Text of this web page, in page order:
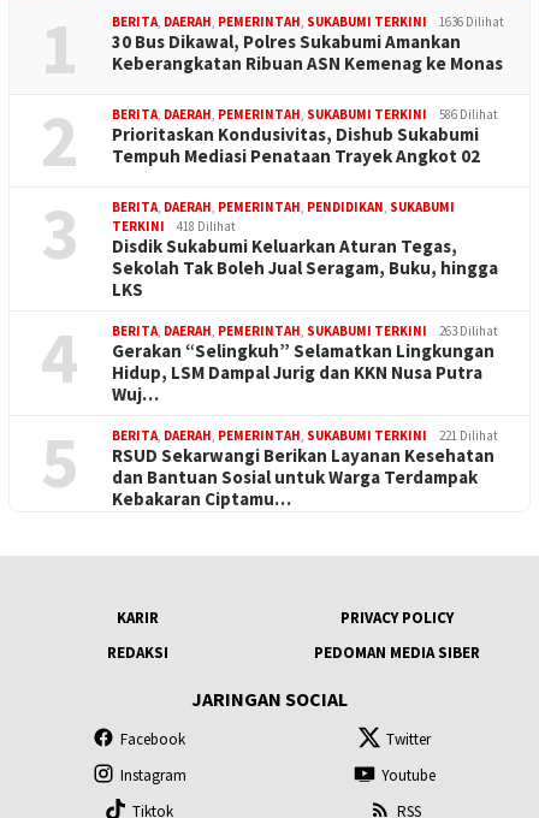
1 BERITA, DAERAH, PEMERINTAH, SUKABUMI TERKINI 1636 Dilihat
30 Bus Dikawal, Polres Sukabumi Amankan
Keberangkatan Ribuan ASN Kemenag ke Monas
2 BERITA, DAERAH, PEMERINTAH, SUKABUMI TERKINI 586 Dilihat
Prioritaskan Kondusivitas, Dishub Sukabumi
Tempuh Mediasi Penataan Trayek Angkot 02
3 BERITA, DAERAH, PEMERINTAH, PENDIDIKAN, SUKABUMI
TERKINI
418 Dilihat
Disdik Sukabumi Keluarkan Aturan Tegas,
Sekolah Tak Boleh Jual Seragam, Buku, hingga
LKS
4 BERITA, DAERAH, PEMERINTAH, SUKABUMI TERKINI 263 Dilihat
Gerakan “Selingkuh” Selamatkan Lingkungan
Hidup, LSM Dampal Jurig dan KKN Nusa Putra
Wuj…
5 BERITA, DAERAH, PEMERINTAH, SUKABUMI TERKINI 221 Dilihat
RSUD Sekarwangi Berikan Layanan Kesehatan
dan Bantuan Sosial untuk Warga Terdampak
Kebakaran Ciptamu…
KARIR
PRIVACY POLICY
REDAKSI
PEDOMAN MEDIA SIBER
JARINGAN SOCIAL
Facebook
Twitter
Instagram
Youtube
Tiktok
RSS